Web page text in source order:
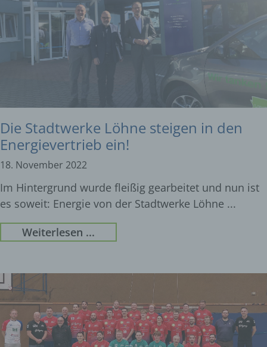
Die Stadtwerke Löhne steigen in den
Energievertrieb ein!
18. November 2022
Im Hintergrund wurde fleißig gearbeitet und nun ist
es soweit: Energie von der Stadtwerke Löhne
Weiterlesen ...